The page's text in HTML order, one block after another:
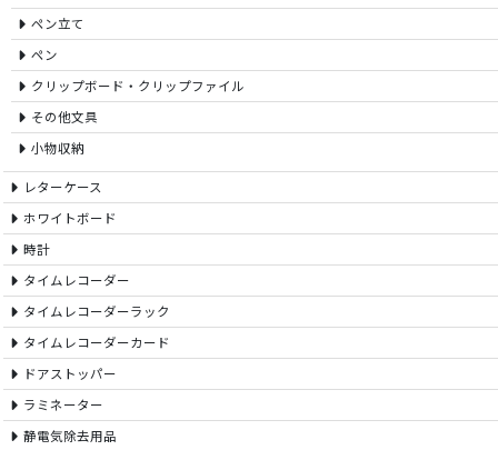
ペン立て
ペン
クリップボード・クリップファイル
その他文具
小物収納
レターケース
ホワイトボード
時計
タイムレコーダー
タイムレコーダーラック
タイムレコーダーカード
ドアストッパー
ラミネーター
静電気除去用品